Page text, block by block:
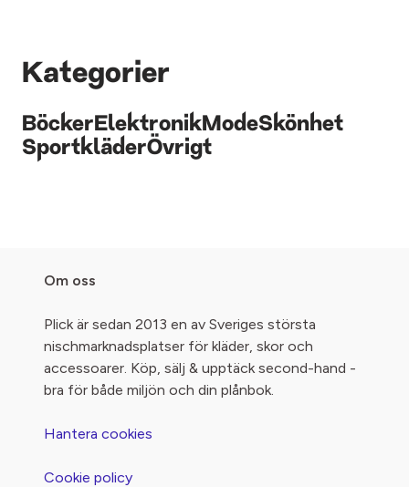
Kategorier
BöckerElektronikModeSkönhet
SportkläderÖvrigt
Om oss
Plick är sedan 2013 en av Sveriges största
nischmarknadsplatser för kläder, skor och
accessoarer. Köp, sälj & upptäck second-hand -
bra för både miljön och din plånbok.
Hantera cookies
Cookie policy